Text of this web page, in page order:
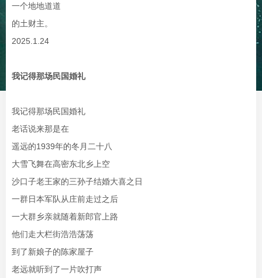
一个地地道道
的土财主。
2025.1.24
我记得那场民国婚礼
我记得那场民国婚礼
老话说来那是在
遥远的1939年的冬月二十八
大雪飞舞在高密东北乡上空
沙口子老王家的三孙子结婚大喜之日
一群日本军队从庄前走过之后
一大群乡亲就随着新郎官上路
他们走大栏街浩浩荡荡
到了新娘子的陈家屋子
老远就听到了一片吹打声